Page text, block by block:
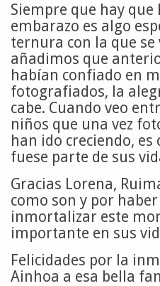
Siempre que hay que
embarazo es algo
ternura con la que se
añadimos que
habían confiado en
fotografiados, la
cabe. Cuando veo
niños que una vez
han ido creciendo, es
fuese parte de sus
Gracias Lorena,
como son y por
inmortalizar este
importante en sus
Felicidades por la
Ainhoa a esa bella